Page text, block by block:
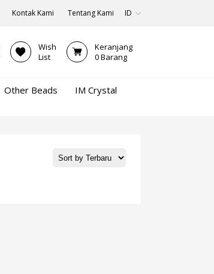
Kontak Kami Tentang Kami ID
Wish
List
Keranjang
0Barang
Other Beads
IM Crystal